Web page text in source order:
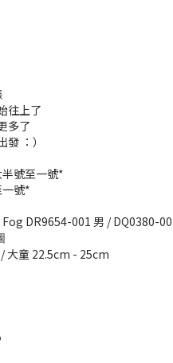
往上了
多了
：）
號至一號*
號*
DR9654-001 男 / DQ0380-
大童 22.5cm - 25cm